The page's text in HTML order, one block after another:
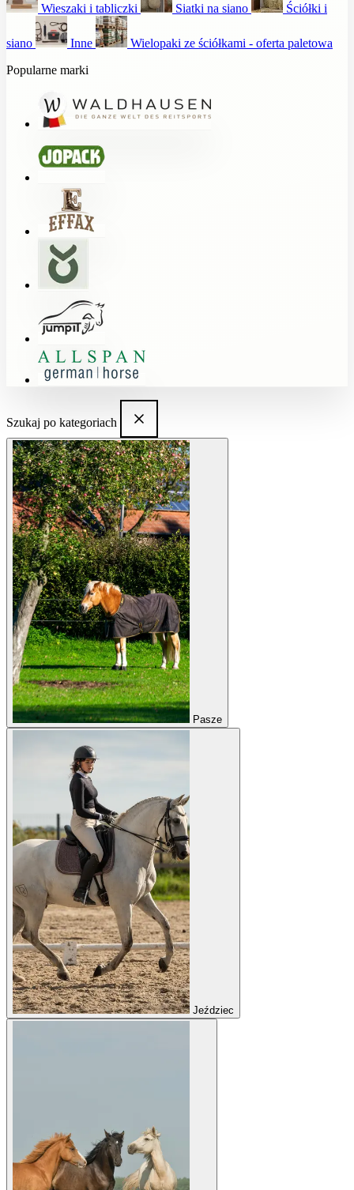
Wieszaki i tabliczki Siatki na siano Ściółki i
siano Inne
Wielopaki ze ściółkami - oferta paletowa
Popularne marki
Szukaj po kategoriach
Pasze
Jeździec